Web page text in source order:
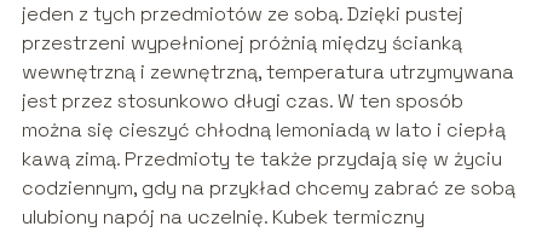
jeden z tych przedmiotów ze sobą. Dzięki pustej
przestrzeni wypełnionej próżnią między ścianką
wewnętrzną i zewnętrzną, temperatura utrzymywana
jest przez stosunkowo długi czas. W ten sposób
można się cieszyć chłodną lemoniadą w lato i ciepłą
kawą zimą. Przedmioty te także przydają się w życiu
codziennym, gdy na przykład chcemy zabrać ze sobą
ulubiony napój na uczelnię. Kubek termiczny